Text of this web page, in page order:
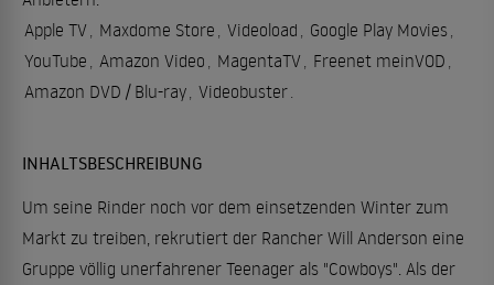
Apple TV, Maxdome Store , Videoload , Google Play Movies,
YouTube , Amazon Video , MagentaTV, Freenet meinVOD ,
Amazon DVD / Blu-ray, Videobuster.
INHALTSBESCHREIBUNG
Um seine Rinder noch vor dem einsetzenden Winter zum
Markt zu treiben, rekrutiert der Rancher Will Anderson eine
Gruppe völlig unerfahrener Teenager als "Cowboys". Als der